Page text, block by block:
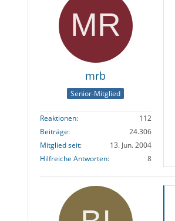
mrb
Senior-Mitglied
Reaktionen
112
Beiträge
24.306
Mitglied seit
13. Jun. 2004
Hilfreiche Antworten
8